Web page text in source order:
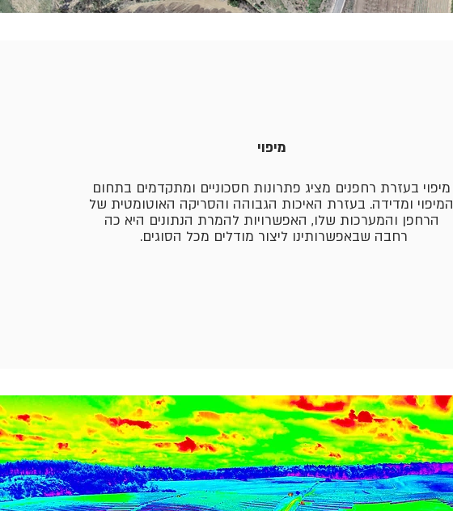
מיפוי
מיפוי בעזרת רחפנים מציג פתרונות חסכוניים ומתקדמים בתחום
המיפוי ומדידה. בעזרת האיכות הגבוהה והסריקה האוטומטית של
הרחפן והמערכות שלו, האפשרויות להמרת הנתונים היא כה
רחבה שבאפשרותינו ליצור מודלים מכל הסוגים.